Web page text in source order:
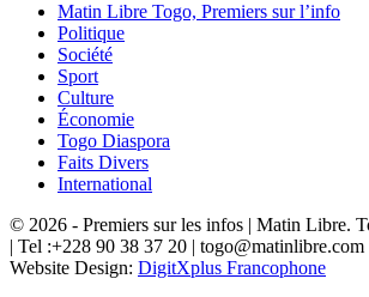
Matin Libre Togo, Premiers sur l’info
Politique
Société
Sport
Culture
Économie
Togo Diaspora
Faits Divers
International
© 2026 - Premiers sur les infos | Matin Libre.
| Tel :+228 90 38 37 20 | togo@matinlibre.com
Website Design: DigitXplus Francophone